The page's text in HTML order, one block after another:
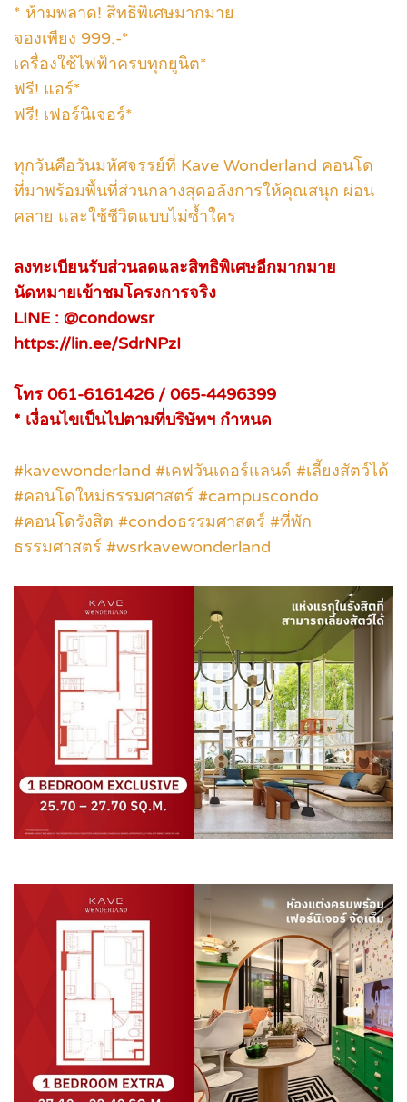
* ห้ามพลาด! สิทธิพิเศษมากมาย
จองเพียง 999.-*
เครื่องใช้ไฟฟ้าครบทุกยูนิต*
ฟรี! แอร์*
ฟรี! เฟอร์นิเจอร์*
ทุกวันคือวันมหัศจรรย์ที่ Kave Wonderland คอนโด
ที่มาพร้อมพื้นที่ส่วนกลางสุดอลังการให้คุณสนุก ผ่อน
คลาย และใช้ชีวิตแบบไม่ซ้ำใคร
ลงทะเบียนรับส่วนลดและสิทธิพิเศษอีกมากมาย
นัดหมายเข้าชมโครงการจริง
LINE : @condowsr
https://lin.ee/SdrNPzI
โทร 061-6161426 / 065-4496399
* เงื่อนไขเป็นไปตามที่บริษัทฯ กำหนด
#kavewonderland #เคฟวันเดอร์แลนด์ #เลี้ยงสัตว์ได้
#คอนโดใหม่ธรรมศาสตร์ #campuscondo
#คอนโดรังสิต #condoธรรมศาสตร์ #ที่พัก
ธรรมศาสตร์ #wsrkavewonderland